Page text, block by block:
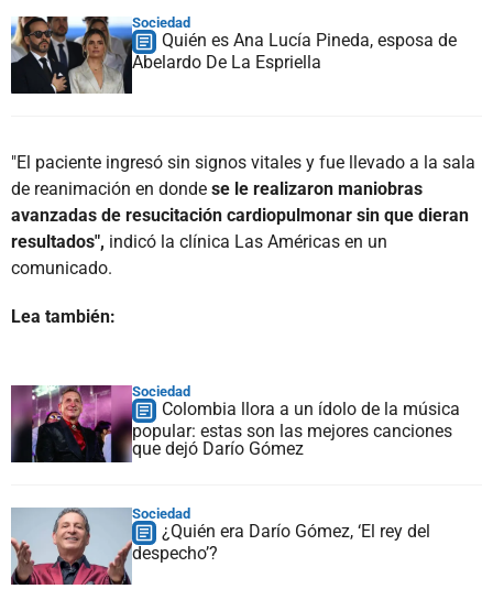
Sociedad
Quién es Ana Lucía Pineda, esposa de
Abelardo De La Espriella
"El paciente ingresó sin signos vitales y fue llevado a la sala
de reanimación en donde se le realizaron maniobras
avanzadas de resucitación cardiopulmonar sin que dieran
resultados", indicó la clínica Las Américas en un
comunicado.
Lea también:
Sociedad
Colombia llora a un ídolo de la música
popular: estas son las mejores canciones
que dejó Darío Gómez
Sociedad
¿Quién era Darío Gómez, ‘El rey del
despecho’?